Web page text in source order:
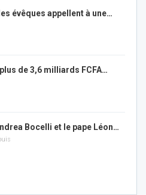
évêques appellent à une…
de 3,6 milliards FCFA…
Bocelli et le pape Léon…